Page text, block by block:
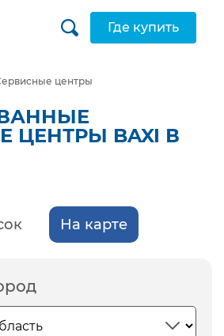
Где купить
центры
ЦЕНТРЫ BAXI В
На карте